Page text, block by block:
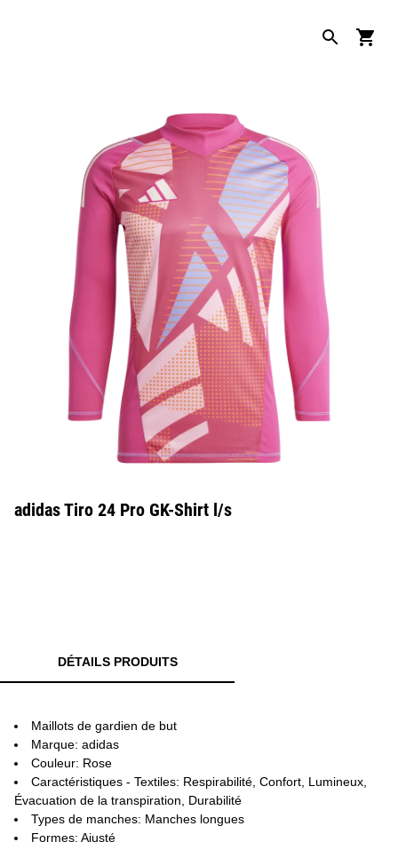
adidas Tiro 24 Pro GK-Shirt l/s
DÉTAILS PRODUITS
Maillots de gardien de but
Marque: adidas
Couleur: Rose
Caractéristiques - Textiles: Respirabilité, Confort, Lumineux,
Évacuation de la transpiration, Durabilité
Types de manches: Manches longues
Formes: Ajusté